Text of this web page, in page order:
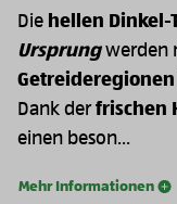
Die hellen Dinkel-
Ursprungwerden
Getreideregionen
Dank derfrischen
einen beson...
Mehr Informationen